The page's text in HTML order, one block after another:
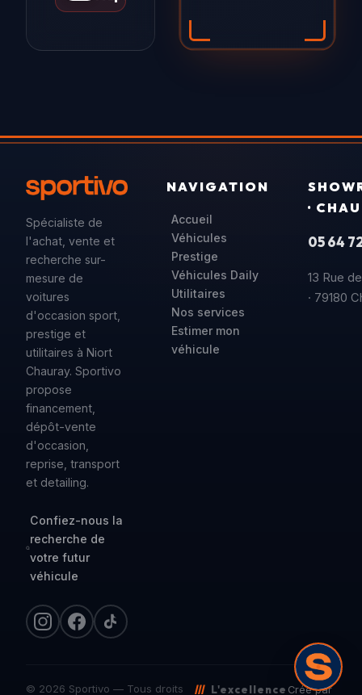
Spécialiste de
l'achat, vente et
recherche sur-
mesure de
voitures
d'occasion sport,
prestige et
utilitaires à Niort
Chauray. Sportivo
propose
financement,
dépôt-vente
d'occasion,
reprise, transport
et detailing.
Confiez-nous la
recherche de
votre futur
véhicule
NAVIGATION
Accueil
Véhicules
Prestige
Véhicules Daily
Utilitaires
Nos services
Estimer mon
véhicule
·
05 64
13 Rue
· 79180
© 2026 Sportivo — Tous droits /// L'excellence Créé par